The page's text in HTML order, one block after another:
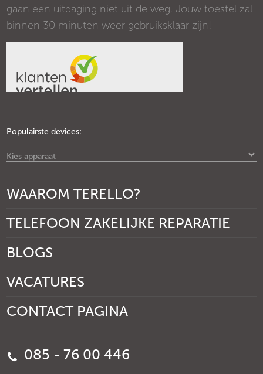
gaan een uitdaging niet uit de weg. Jouw toestel zal
binnen 30 minuten weer gebruiksklaar zijn!
Populairste devices:
Kies apparaat
WAAROM TERELLO?
TELEFOON ZAKELIJKE REPARATIE
BLOGS
VACATURES
CONTACT PAGINA
085 - 76 00 446